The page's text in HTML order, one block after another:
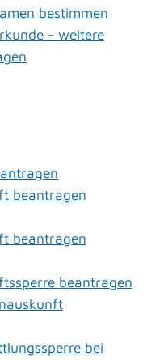
bestimmen
- weitere
beantragen
beantragen
beantragen
bei